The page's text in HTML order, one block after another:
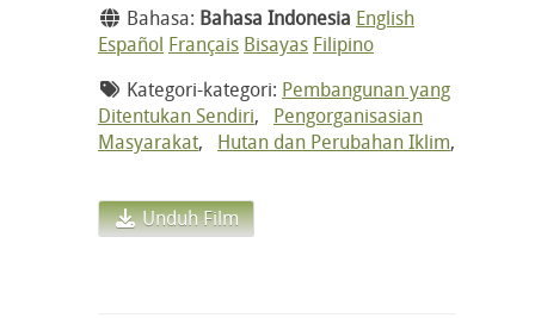
Bahasa: Bahasa Indonesia English
Español Français Bisayas Filipino
Kategori-kategori: Pembangunan yang
Ditentukan Sendiri, Pengorganisasian
Masyarakat, Hutan dan Perubahan Iklim,
Unduh Film